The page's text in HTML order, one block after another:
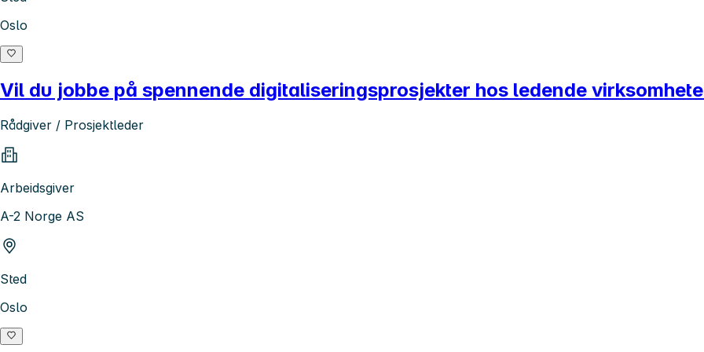
Oslo
Vil du jobbe på spennende digitaliseringsprosjekter hos ledende
Rådgiver / Prosjektleder
Arbeidsgiver
A-2 Norge AS
Sted
Oslo